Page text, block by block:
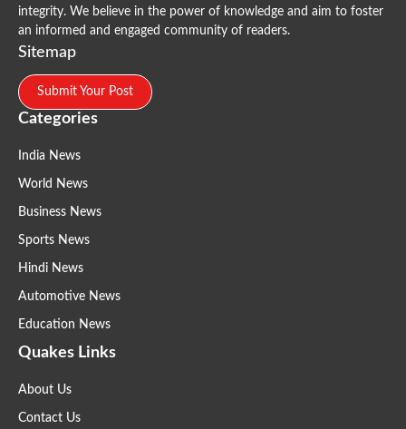
integrity. We believe in the power of knowledge and aim to foster
an informed and engaged community of readers.
Sitemap
Submit Your Post
Categories
India News
World News
Business News
Sports News
Hindi News
Automotive News
Education News
Quakes Links
About Us
Contact Us